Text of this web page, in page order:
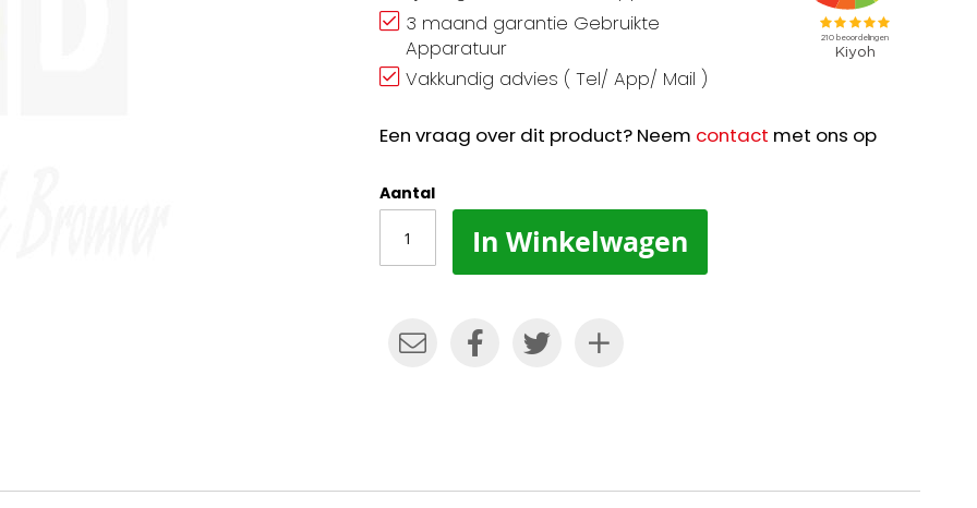
3 maand garantie Gebruikte
Apparatuur
Vakkundig advies ( Tel/ App/ Mail )
Een vraag over dit product? Neem contact met ons op
Aantal
In Winkelwagen